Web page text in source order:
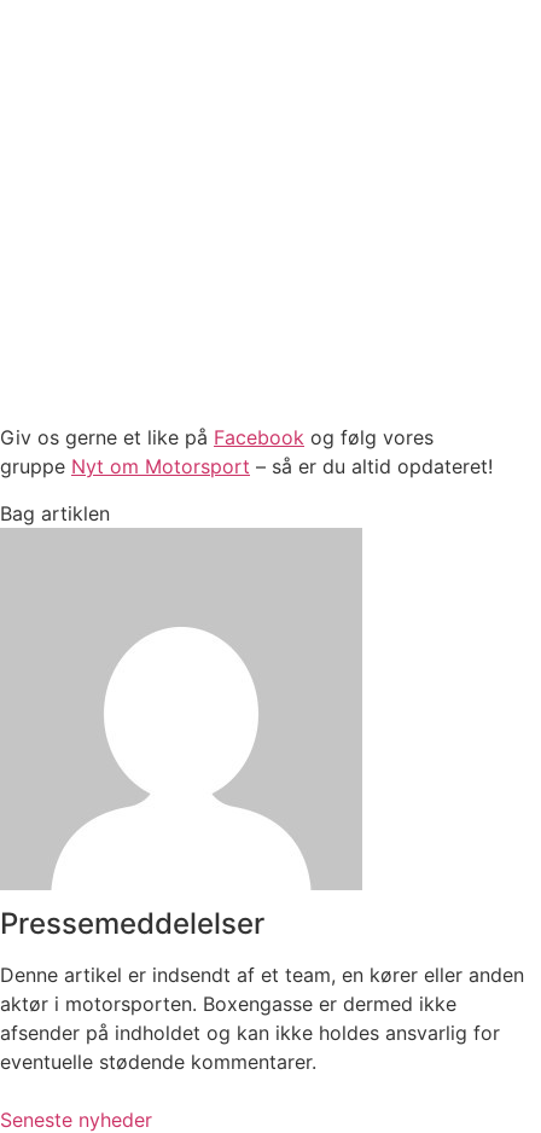
Giv os gerne et like på Facebook og følg vores
gruppe Nyt om Motorsport – så er du altid opdateret!
Bag artiklen
Pressemeddelelser
Denne artikel er indsendt af et team, en kører eller anden
aktør i motorsporten. Boxengasse er dermed ikke
afsender på indholdet og kan ikke holdes ansvarlig for
eventuelle stødende kommentarer.
Seneste nyheder